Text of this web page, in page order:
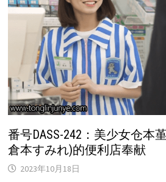
番号DASS-242：美少女仓本
倉本すみれ)的便利店奉献
2023年10月18日